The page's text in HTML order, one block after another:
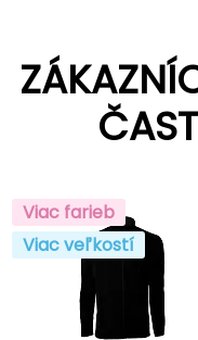
Viac farieb
Viac veľkostí